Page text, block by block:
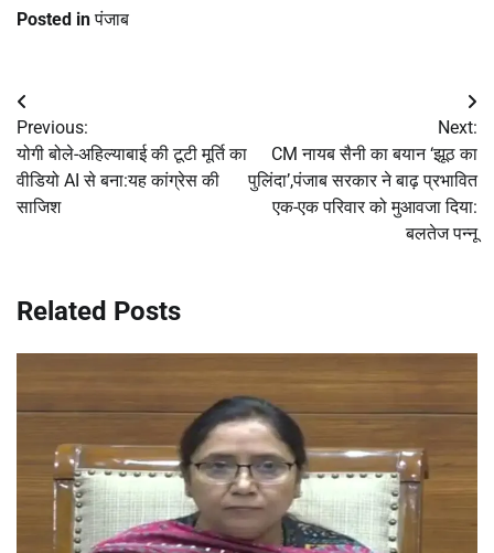
Posted inपंजाब
Post
navigation
Previous:
योगी बोले-अहिल्याबाई की टूटी मूर्ति का
वीडियो AI से बना:यह कांग्रेस की
साजिश
Next:
CM नायब सैनी का बयान ‘झूठ का
पुलिंदा’,पंजाब सरकार ने बाढ़ प्रभावित
एक-एक परिवार को मुआवजा दिया:
बलतेज पन्नू
Related Posts